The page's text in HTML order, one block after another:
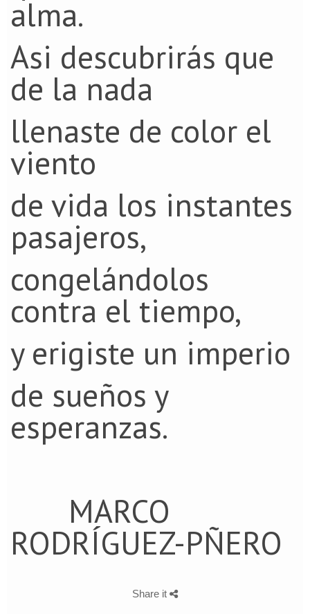
alma.
Asi descubrirás que
de la nada
llenaste de color el
viento
de vida los instantes
pasajeros,
congelándolos
contra el tiempo,
y erigiste un imperio
de sueños y
esperanzas.
MARCO
RODRÍGUEZ-PÑERO
Share it